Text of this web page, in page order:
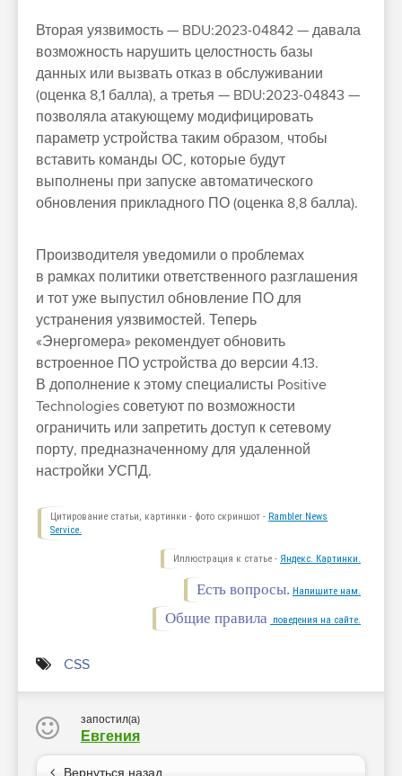
Вторая уязвимость — BDU:2023-04842 — давала
возможность нарушить целостность базы
данных или вызвать отказ в обслуживании
(оценка 8,1 балла), а третья — BDU:2023-04843 —
позволяла атакующему модифицировать
параметр устройства таким образом, чтобы
вставить команды ОС, которые будут
выполнены при запуске автоматического
обновления прикладного ПО (оценка 8,8 балла).
Производителя уведомили о проблемах
в рамках политики ответственного разглашения
и тот уже выпустил обновление ПО для
устранения уязвимостей. Теперь
«Энергомера» рекомендует обновить
встроенное ПО устройства до версии 4.13.
В дополнение к этому специалисты Positive
Technologies советуют по возможности
ограничить или запретить доступ к сетевому
порту, предназначенному для удаленной
настройки УСПД.
Цитирование статьи, картинки - фото скриншот - Rambler News
Service.
Иллюстрация к статье - Яндекс. Картинки.
Есть вопросы. Напишите нам.
Общие правила поведения на сайте.
CSS
запостил(а)
Евгения
Вернуться назад